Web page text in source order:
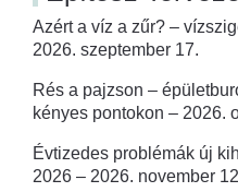
Azért a víz a zűr? –
2026. szeptember 17.
Rés a pajzson –
kényes pontokon – 2026.
Évtizedes problémák új
2026 – 2026. november